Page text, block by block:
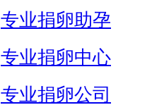
专业捐卵助孕
专业捐卵中心
专业捐卵公司